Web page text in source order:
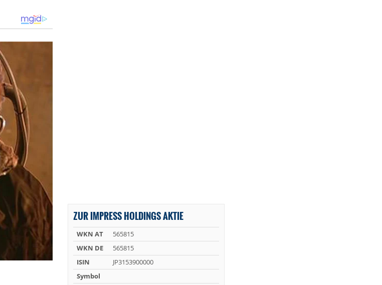
ZUR IMPRESS HOLDINGS AKTIE
WKN AT
565815
WKN DE
565815
ISIN
JP3153900000
Symbol